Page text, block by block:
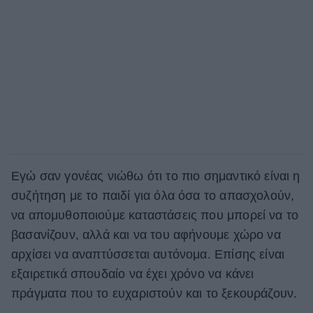
Εγώ σαν γονέας νιώθω ότι το πιο σημαντικό είναι η
συζήτηση με το παιδί για όλα όσα το απασχολούν,
να απομυθοποιούμε καταστάσεις που μπορεί να το
βασανίζουν, αλλά και να του αφήνουμε χώρο να
αρχίσει να αναπτύσσεται αυτόνομα. Επίσης είναι
εξαιρετικά σπουδαίο να έχει χρόνο να κάνει
πράγματα που το ευχαριστούν και το ξεκουράζουν.